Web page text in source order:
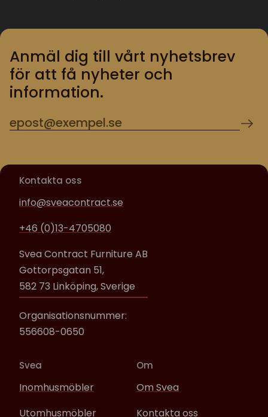
Anmäl dig till vårt nyhetsbrev
för att få nyheter och
information.
Kontakta oss
info@sveacontract.se
+46 (0)13-4705080
Svea Contract Furniture AB
Gottorpsgatan 51,
582 73 Linköping, Sverige
Organisationsnummer:
556608-0650
Svea
Inomhusmöbler
Utomhusmöbler
Om
Om Svea
Kontakta oss